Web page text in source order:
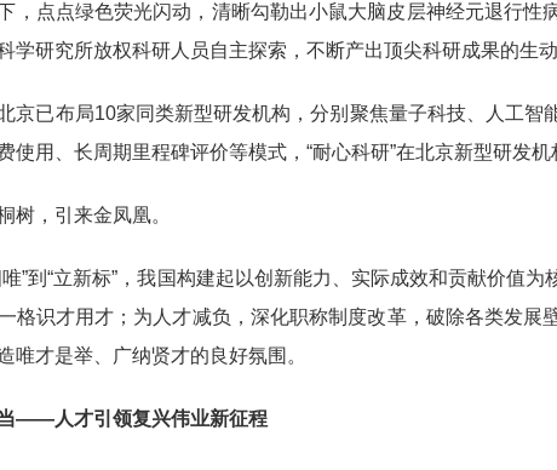
点点绿色荧光闪动，清晰勾勒出小鼠大脑皮层神经元退行性
学研究所放权科研人员自主探索，不断产出顶尖科研成果的生动
已布局10家同类新型研发机构，分别聚焦量子科技、人工智
使用、长周期里程碑评价等模式，“耐心科研”在北京新型研发机
，引来金凤凰。
到“立新标”，我国构建起以创新能力、实际成效和贡献价值
格识才用才；为人才减负，深化职称制度改革，破除各类发
唯才是举、广纳贤才的良好氛围。
——人才引领复兴伟业新征程